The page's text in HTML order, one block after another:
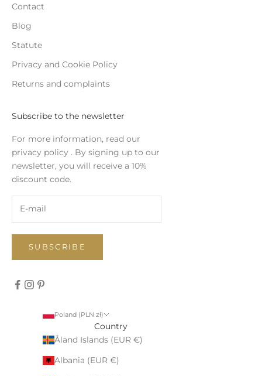
Contact
Blog
Statute
Privacy and Cookie Policy
Returns and complaints
Subscribe to the newsletter
For more information, read our
privacy policy . By signing up to our
newsletter, you will receive a 10%
discount code.
SUBSCRIBE
Poland (PLN zł)
Country
Åland Islands (EUR €)
Albania (EUR €)